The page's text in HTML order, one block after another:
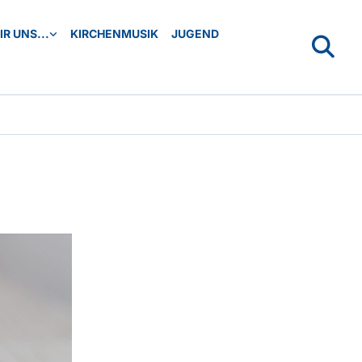
UNS... KIRCHENMUSIK JUGEND